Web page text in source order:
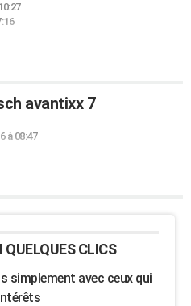
avantixx 7
à 08:47
QUELQUES CLICS
simplement avec ceux qui